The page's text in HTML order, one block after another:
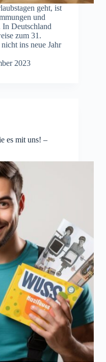
geht, ist
und
In Deutschland
zum 31.
ins neue Jahr
2023
es mit uns! –